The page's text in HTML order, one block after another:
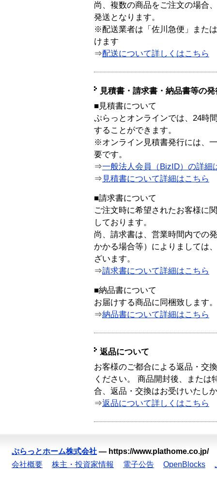
尚、複数の商品をご注文の場合
発送となります。
※配送業者は「佐川急便」また
けます
⇒配送について詳しくはこちら
見積書・請求書・納品書等の
■見積書について
ぷらっとオンラインでは、24時
することができます。
※オンライン見積書発行には、
要です。
⇒一般法人会員（BizID）の詳細
⇒ 見積書について詳細はこちら
■請求書について
ご注文時に希望されたお客様に
しております。
尚、請求書は、営業時間内での
かかる場合等）によりましては
ざいます。
⇒請求書について詳細はこちら
■納品書について
お届けする商品に同梱致します。
⇒納品書について詳細はこちら
返品について
お客様のご都合による返品・交
ください。 商品開封後、または
合、返品・交換はお受けいたし
⇒返品について詳しくはこちら
ぷらっとホーム株式会社 — https://www.plathome.co.jp/
会社概要
株主・投資家情報 電子公告 OpenBlocks